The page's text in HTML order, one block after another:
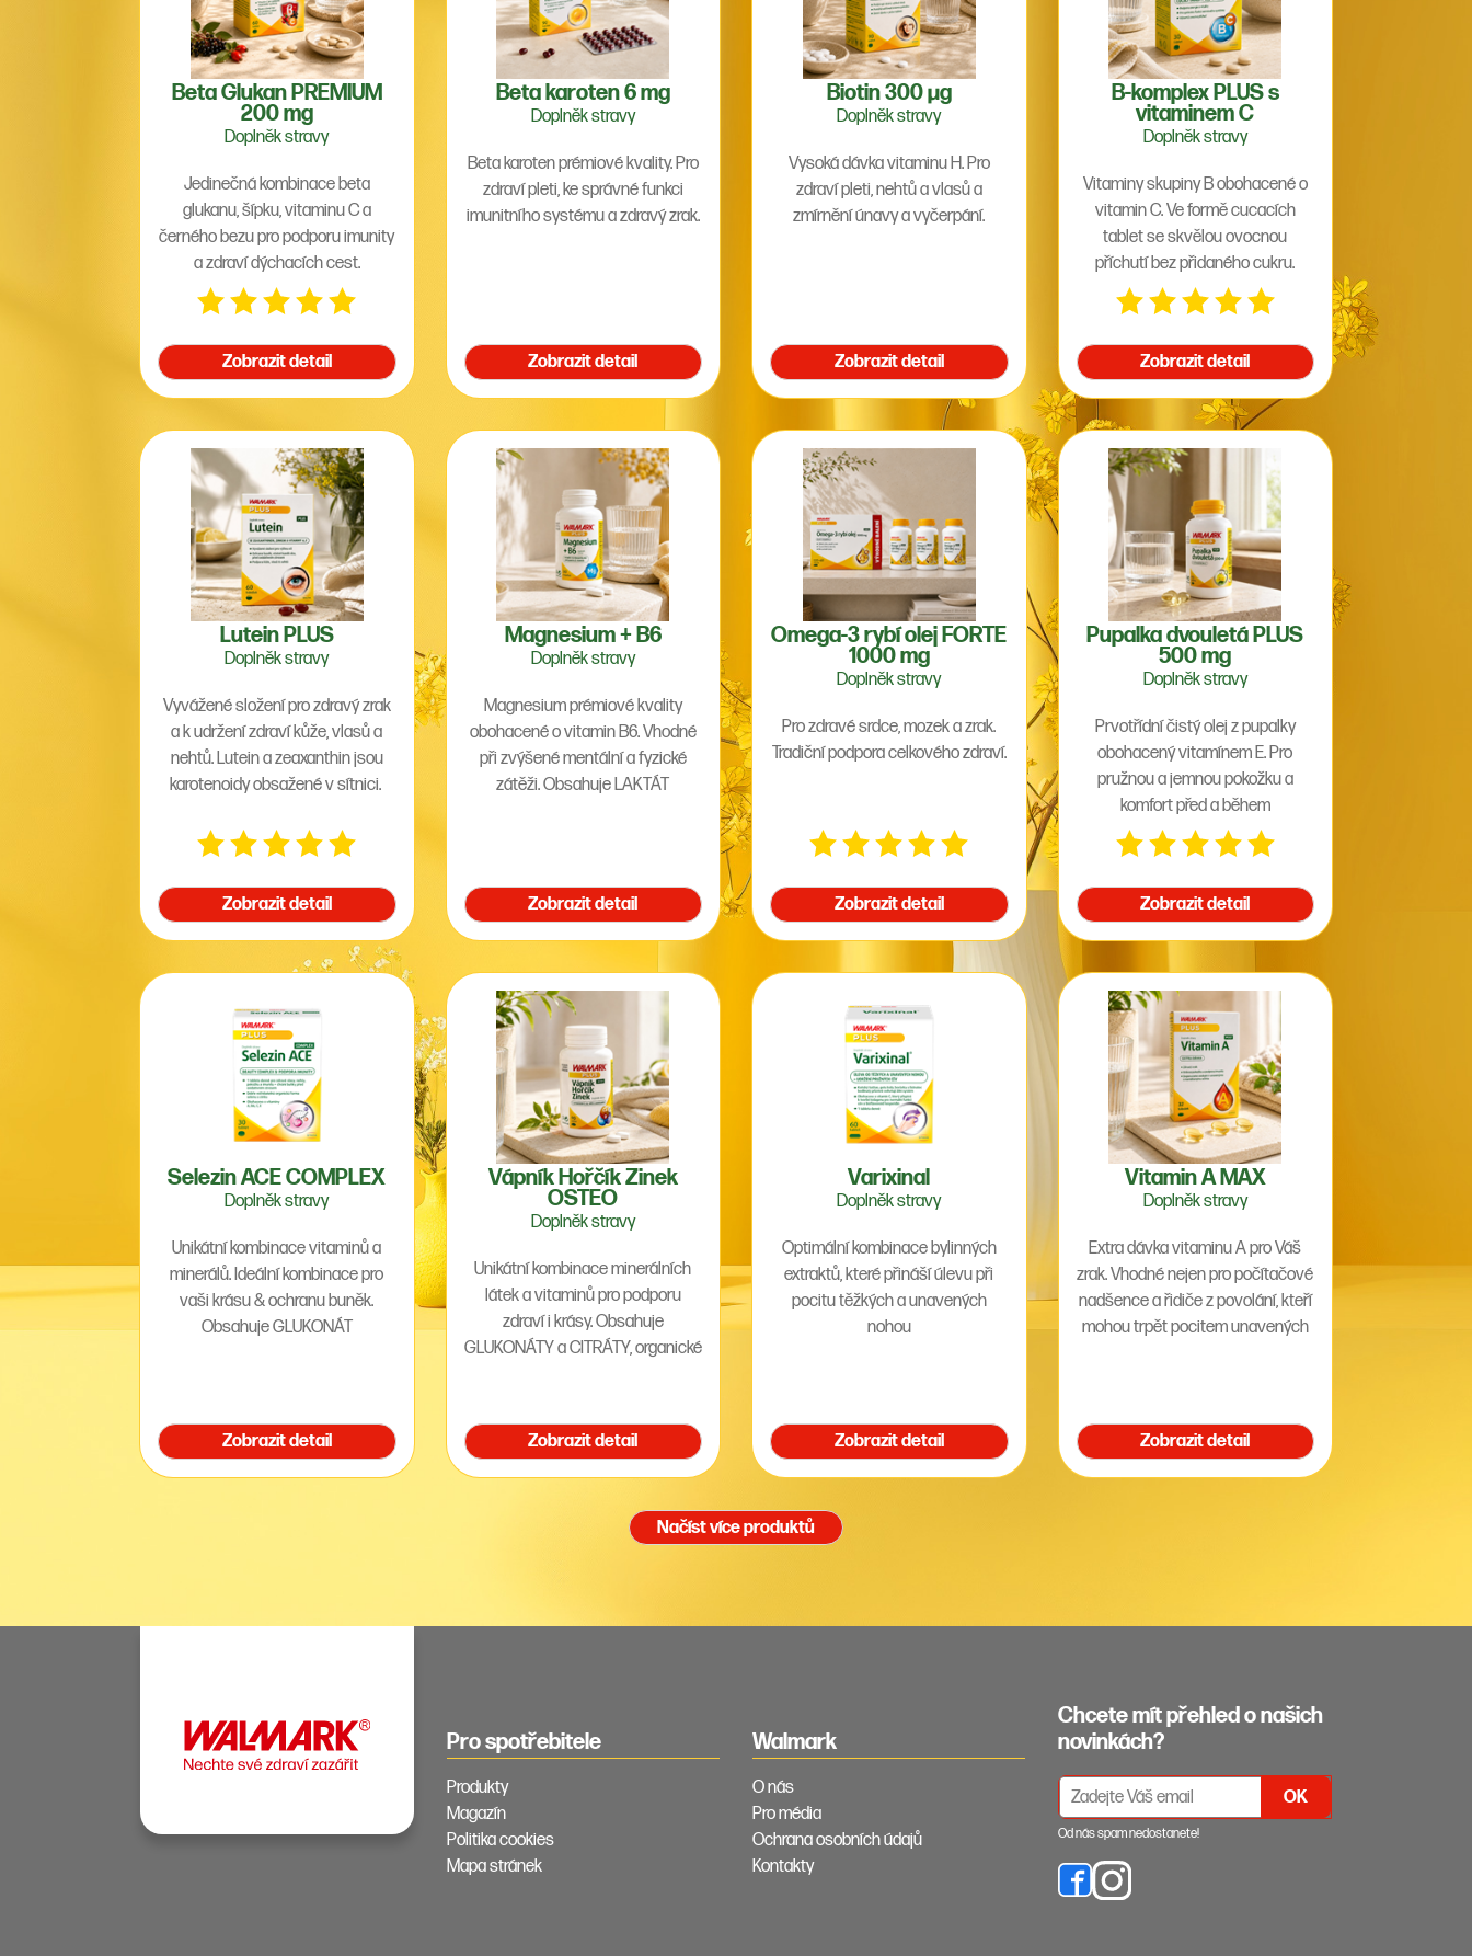
Beta Glukan PREMIUM
200 mg
Doplněk stravy
Jedinečná kombinace beta
glukanu, šípku, vitaminu C a
černého bezu pro podporu imunity
a zdraví dýchacích cest.
Zobrazit detail
Beta karoten 6 mg
Doplněk stravy
Beta karoten prémiové kvality. Pro
zdraví pleti, ke správné funkci
imunitního systému a zdravý zrak.
Zobrazit detail
Biotin 300 µg
Doplněk stravy
Vysoká dávka vitaminu H. Pro
zdraví pleti, nehtů a vlasů a
zmírnění únavy a vyčerpání.
Zobrazit detail
B-komplex PLUS s
vitaminem C
Doplněk stravy
Vitaminy skupiny B obohacené o
vitamin C. Ve formě cucacích
tablet se skvělou ovocnou
příchutí bez přidaného cukru.
Zobrazit detail
Lutein PLUS
Doplněk stravy
Vyvážené složení pro zdravý zrak
a k udržení zdraví kůže, vlasů a
nehtů. Lutein a zeaxanthin jsou
karotenoidy obsažené v sítnici.
Zobrazit detail
Magnesium + B6
Doplněk stravy
Magnesium prémiové kvality
obohacené o vitamin B6. Vhodné
při zvýšené mentální a fyzické
zátěži. Obsahuje LAKTÁT
Zobrazit detail
Omega-3 rybí olej FORTE
1000 mg
Doplněk stravy
Pro zdravé srdce, mozek a zrak.
Tradiční podpora celkového zdraví.
Zobrazit detail
Pupalka dvouletá PLUS
500 mg
Doplněk stravy
Prvotřídní čistý olej z pupalky
obohacený vitamínem E. Pro
pružnou a jemnou pokožku a
komfort před a během
menstruace.
Zobrazit detail
Selezin ACE COMPLEX
Doplněk stravy
Unikátní kombinace vitaminů a
minerálů. Ideální kombinace pro
vaši krásu & ochranu buněk.
Obsahuje GLUKONÁT
Zobrazit detail
Vápník Hořčík Zinek
OSTEO
Doplněk stravy
Unikátní kombinace minerálních
látek a vitaminů pro podporu
zdraví i krásy. Obsahuje
GLUKONÁTY a CITRÁTY, organické
Zobrazit detail
Varixinal
Doplněk stravy
Optimální kombinace bylinných
extraktů, které přináší úlevu při
pocitu těžkých a unavených
nohou
Zobrazit detail
Vitamin A MAX
Doplněk stravy
Extra dávka vitaminu A pro Váš
zrak. Vhodné nejen pro počítačové
nadšence a řidiče z povolání, kteří
mohou trpět pocitem unavených
Zobrazit detail
Načíst více produktů
Pro spotřebitele
Produkty
Magazín
Politika cookies
Mapa stránek
Walmark
O nás
Pro média
Ochrana osobních údajů
Kontakty
Chcete mít přehled o našich
novinkách?
PŘIHLÁŠENÍ K ODBĚRU NEWSLETTERŮ
Od nás spam nedostanete!